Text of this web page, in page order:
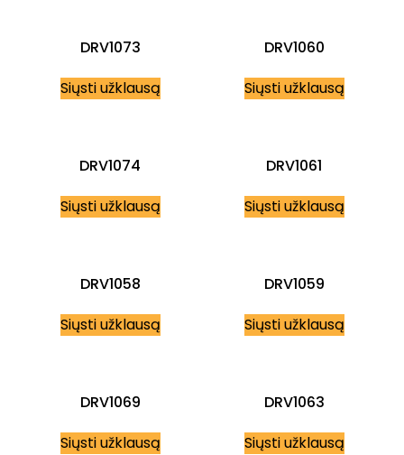
DRV1073
Siųsti užklausą
DRV1060
Siųsti užklausą
DRV1074
Siųsti užklausą
DRV1061
Siųsti užklausą
DRV1058
Siųsti užklausą
DRV1059
Siųsti užklausą
DRV1069
Siųsti užklausą
DRV1063
Siųsti užklausą